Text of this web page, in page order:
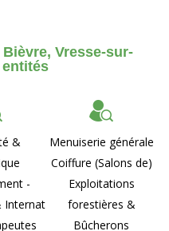
Vresse-sur-
&
-
Internat
Menuiserie générale
Coiffure (Salons de)
Exploitations
forestières &
Bûcherons